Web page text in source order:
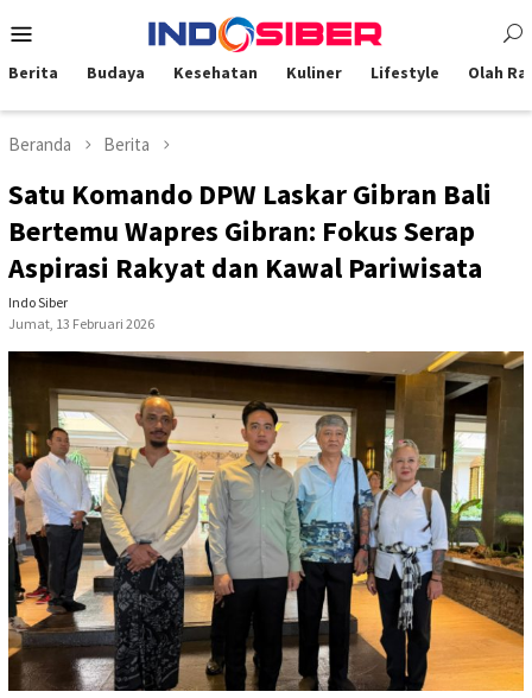
ke
Mobile
Berita Budaya Kesehatan Kuliner Lifestyle Olah
Beranda Berita
Satu Komando DPW Laskar Gibran Bali
Bertemu Wapres Gibran: Fokus Serap
Aspirasi Rakyat dan Kawal Pariwisata
Indo Siber
Jumat, 13 Februari 2026